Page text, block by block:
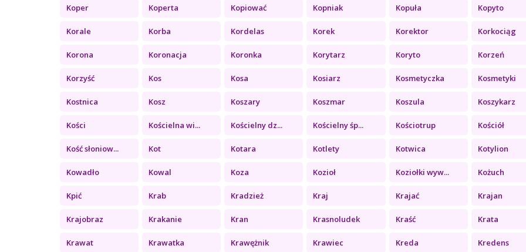
Koper Koperta Kopiować Kopniak Kopuła Kopyto
Korale Korba Kordelas Korek Korektor Korkociąg
Korona Koronacja Koronka Korytarz Koryto Korzeń
Korzyść Kos Kosa Kosiarz Kosmetyczka Kosmetyki
Kostnica Kosz Koszary Koszmar Koszula Koszykarz
Kości Kościelna wi... Kościelny dz... Kościelny śp... Kościotrup Kościół
Kość słoniow... Kot Kotara Kotlety Kotwica Kotylion
Kowadło Kowal Koza Kozioł Koziołki wyw... Kożuch
Kpić Krab Kradzież Kraj Krajać Krajan
Krajobraz Krakanie Kran Krasnoludek Kraść Krata
Krawat Krawatka Krawężnik Krawiec Kreda Kredens